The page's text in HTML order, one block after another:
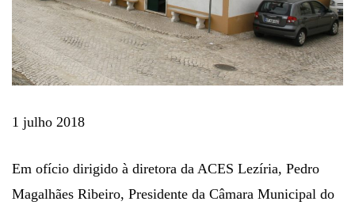
1 julho 2018
Em ofício dirigido à diretora da ACES Lezíria, Pedro
Magalhães Ribeiro, Presidente da Câmara Municipal do